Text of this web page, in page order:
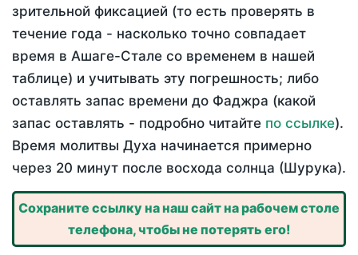
зрительной фиксацией (то есть проверять в
течение года - насколько точно совпадает
время в Ашаге-Стале со временем в нашей
таблице) и учитывать эту погрешность; либо
оставлять запас времени до Фаджра (какой
запас оставлять - подробно читайте по ссылке).
Время молитвы Духа начинается примерно
через 20 минут после восхода солнца (Шурука).
Сохраните ссылку на наш сайт на рабочем столе
телефона, чтобы не потерять его!